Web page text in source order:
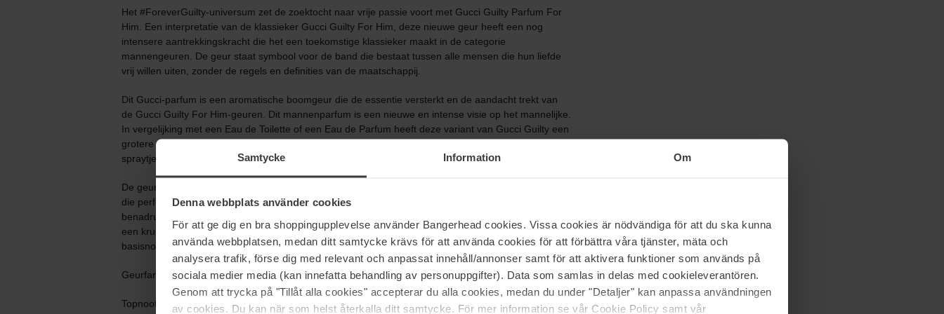
Samtycke Information Om
Denna webbplats använder cookies
För att ge dig en bra shoppingupplevelse använder Bangerhead cookies. Vissa cookies är nödvändiga för att du ska kunna
använda webbplatsen, medan ditt samtycke krävs för att använda cookies för att förbättra våra tjänster, mäta och
analysera trafik, förse dig med relevant och anpassat innehåll/annonser samt för att aktivera funktioner som används på
sociala medier media (kan innefatta behandling av personuppgifter). Data som samlas in delas med cookieleverantören.
Genom att trycka på "Tillåt alla cookies" accepterar du alla cookies, medan du under "Detaljer" kan anpassa användningen
av cookies. Du kan när som helst återkalla ditt samtycke. För mer information se vår Cookie Policy samt vår
Het #ForeverGuilty-universum zet de zoektocht naar vrije passie voort met Gucci Guilty Parfum For
Him. Een interpretatie van de klassieker Gucci Guilty For Him, deze nieuwe geur heeft een nog
intensere aantrekkingskracht die het een toekomstige klassieker maakt in de categorie
mannengeuren. De geur staat symbool voor de band die bestaat tussen alle mensen die hun liefde
vrij willen uiten, zonder de regels en definities van de maatschappij.
Dit Gucci-parfum is een aromatische boomgeur die de essentie versterkt en de aandacht trekt van
de Gucci Guilty For Him-geuren. Dit mannenparfum is een nieuwe en intense visie op het mannelijke.
In vergelijking met een Eau de Toilette of een Eau de Parfum heeft deze variant van Gucci Guilty een
grotere concentratie parfumolie. Parfum heeft de hoogste geurconcentratie waarbij een paar
spraytjes de hele dag blijven hangen.
De geur opent met een lichtere, mildere en modernere noot van Franse lavendel en frisse citroen,
die perfect combineert met de warmte van jeneverbes. De essentie van Gucci Guilty For Him wordt
benadrukt in de hartnoot met een diepe signatuur van citrus gecombineerd met oranjebloesem en
een kruidig vleugje nootmuskaat. De mysterieuze elegantie van patchoeli wordt versterkt in de
basisnoot met aanhoudende noten van hout en muskus.
Geurfamilie: Houtachtig
Topnoot: Franse lavendel